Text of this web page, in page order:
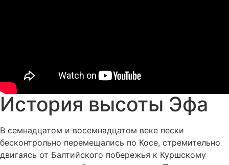
История высоты Эфа
В семнадцатом и восемнадцатом веке пески
бесконтрольно перемещались по Косе, стремительно
двигаясь от Балтийского побережья к Куршскому